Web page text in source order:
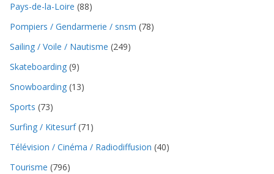
Pays-de-la-Loire (88)
Pompiers / Gendarmerie / snsm (78)
Sailing / Voile / Nautisme (249)
Skateboarding (9)
Snowboarding (13)
Sports (73)
Surfing / Kitesurf(71)
Télévision / Cinéma / Radiodiffusion (40)
Tourisme (796)